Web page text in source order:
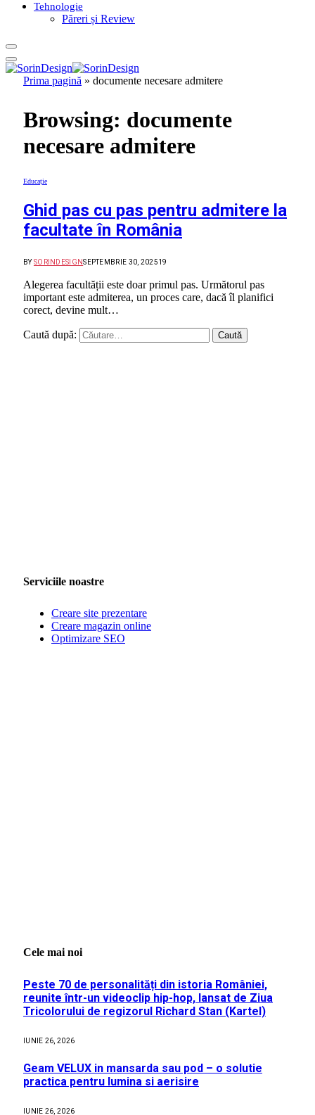
Tehnologie
Păreri și Review
Prima pagină » documente necesare admitere
Browsing: documente
necesare admitere
Educație
Ghid pas cu pas pentru admitere la
facultate în România
BY SORINDESIGNSEPTEMBRIE 30, 202519
Alegerea facultății este doar primul pas. Următorul pas
important este admiterea, un proces care, dacă îl planifici
corect, devine mult…
Caută după:
Serviciile noastre
Creare site prezentare
Creare magazin online
Optimizare SEO
Cele mai noi
Peste 70 de personalități din istoria României,
reunite într-un videoclip hip-hop, lansat de Ziua
Tricolorului de regizorul Richard Stan (Kartel)
IUNIE 26, 2026
Geam VELUX in mansarda sau pod – o solutie
practica pentru lumina si aerisire
IUNIE 26, 2026